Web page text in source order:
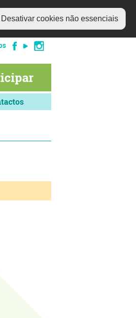
Desativar cookies não essenciais